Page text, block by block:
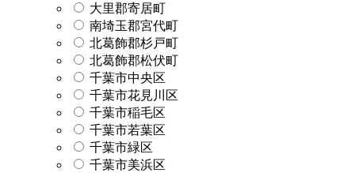
大里郡寄居町
南埼玉郡宮代町
北葛飾郡杉戸町
北葛飾郡松伏町
千葉市中央区
千葉市花見川区
千葉市稲毛区
千葉市若葉区
千葉市緑区
千葉市美浜区